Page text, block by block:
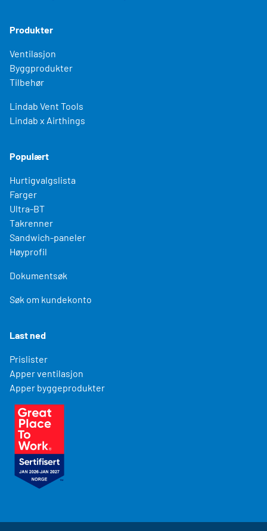
Produkter
Ventilasjon
Byggprodukter
Tilbehør
Lindab Vent Tools
Lindab x Airthings
Populært
Hurtigvalgslista
Farger
Ultra-BT
Takrenner
Sandwich-paneler
Høyprofil
Dokumentsøk
Søk om kundekonto
Last ned
Prislister
Apper ventilasjon
Apper byggeprodukter